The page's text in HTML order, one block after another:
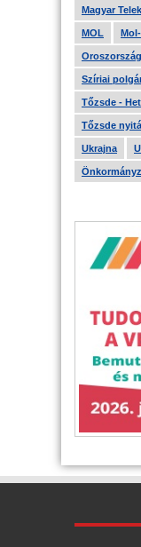
Magyar
MOL
Oroszország
Szíriai
Tőzsde -
Tőzsde
Ukrajna